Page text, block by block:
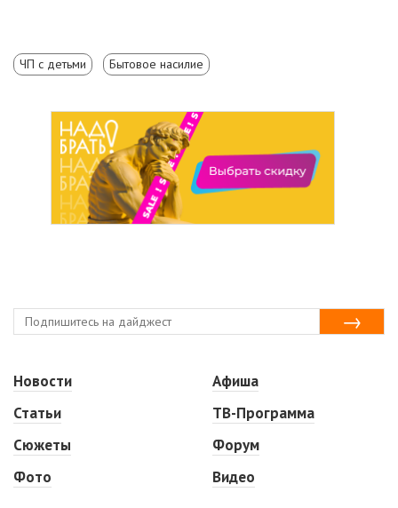
ЧП с детьми Бытовое насилие
Новости
Статьи
Сюжеты
Фото
Афиша
ТВ-Программа
Форум
Видео